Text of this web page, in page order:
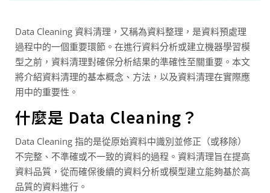
Data Cleaning 資料清理，又稱為資料整理，是資料預處理
過程中的一個重要環節。在進行資料分析或建立機器學習模
型之前，資料清理對確保分析結果的準確性至關重要。本文
將介紹資料清理的基本概念、方法，以及資料清理在實際應
用中的重要性。
什麼是 Data Cleaning？
Data Cleaning 指的是從原始資料中識別並修正（或移除）
不完整、不準確或不一致的資料的過程。資料清理旨在提高
資料品質，從而確保後續的資料分析或模型建立能夠基於高
品質的資料進行。